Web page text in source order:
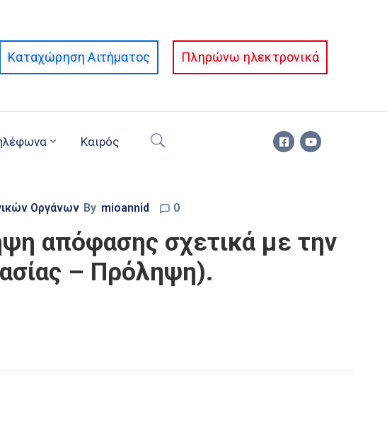
Καταχώρηση Αιτήματος Πληρώνω ηλεκτρονικά
Καιρός
Οργάνων By mioannid 0
απόφασης σχετικά με την
– Πρόληψη).